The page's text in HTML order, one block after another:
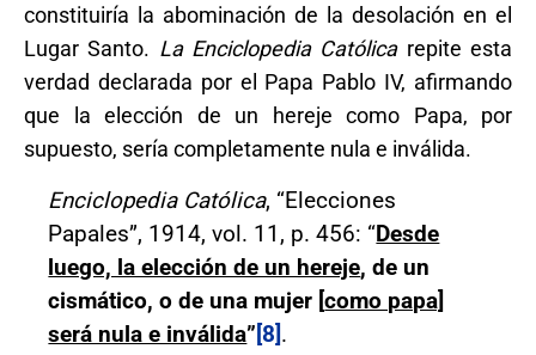
constituiría la abominación de la desolación en el
Lugar Santo. La Enciclopedia Católicarepite esta
verdad declarada por el Papa Pablo IV, afirmando
que la elección de un hereje como Papa, por
supuesto, sería completamente nula e inválida.
Enciclopedia Católica, “Elecciones
Papales”, 1914, vol. 11, p. 456: “Desde
luego, la elección de un hereje, de un
cismático, o de una mujer [como papa]
será nula e inválida” [8] .